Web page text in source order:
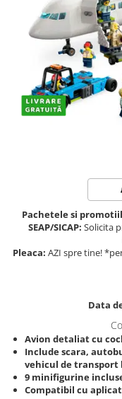
Protectii exterior
Casti antifonice
bebelusi
Echipament protectie
ski
Accesorii auto copii
Accesorii plaja
Puericultura mare
Carucioare si scaune
Scaune masa
Ingrijire bebe si mama
Igiena si ingrijire
Pachetele si
SEAP/SICAP: Solicita
Pleaca: AZI spre tine!
Data
Avion detaliat cu
Include scara,
vehicul de transport
9 minifigurine
Compatibil cu